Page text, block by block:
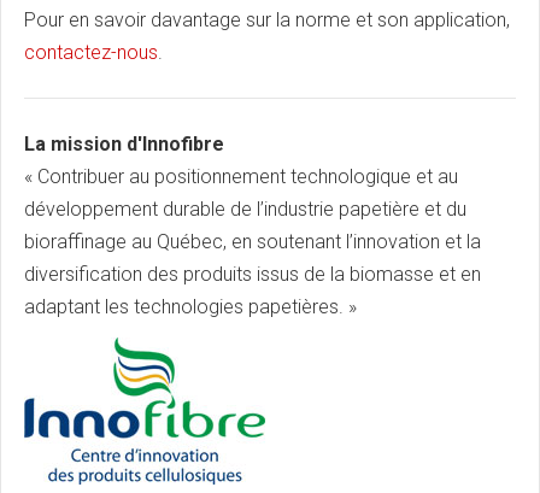
Pour en savoir davantage sur la norme et son application,
contactez-nous
La mission d'Innofibre
« Contribuer au positionnement technologique et au
développement durable de l’industrie papetière et du
bioraffinage au Québec, en soutenant l’innovation et la
diversification des produits issus de la biomasse et en
adaptant les technologies papetières. »